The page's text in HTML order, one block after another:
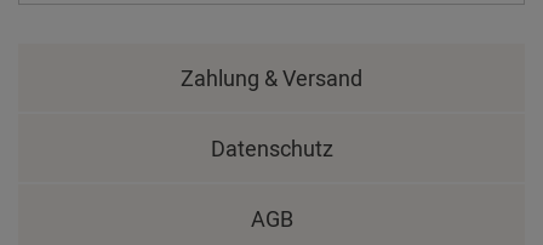
Zahlung & Versand
Datenschutz
AGB